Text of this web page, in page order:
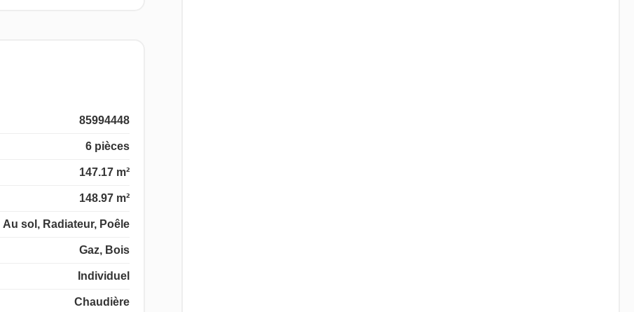
85994448
6 pièces
147.17 m²
148.97 m²
Au sol, Radiateur, Poêle
Gaz, Bois
Individuel
Chaudière